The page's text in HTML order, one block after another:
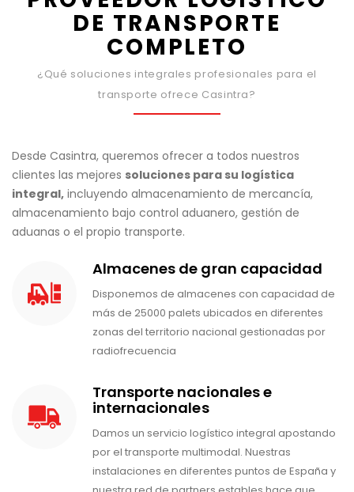
DE TRANSPORTE
COMPLETO
¿Qué soluciones integrales profesionales para el
transporte ofrece Casintra?
Desde Casintra, queremos ofrecer a todos nuestros
clientes las mejores soluciones para su logística
integral, incluyendo almacenamiento de mercancía,
almacenamiento bajo control aduanero, gestión de
aduanas o el propio transporte.
Almacenes de gran capacidad
Disponemos de almacenes con capacidad de
más de 25000 palets ubicados en diferentes
zonas del territorio nacional gestionadas por
radiofrecuencia
Transporte nacionales e
internacionales
Damos un servicio logístico integral apostando
por el transporte multimodal. Nuestras
instalaciones en diferentes puntos de España y